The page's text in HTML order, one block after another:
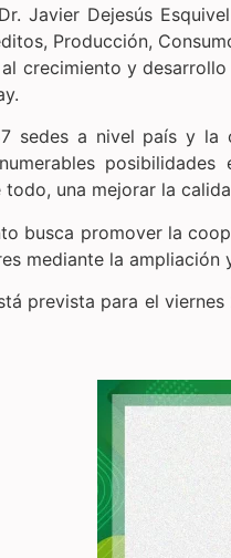
Javier Dejesús
Producción,
crecimiento y
sedes a nivel país y
una mejorar la
busca promover la
mediante la
prevista para el